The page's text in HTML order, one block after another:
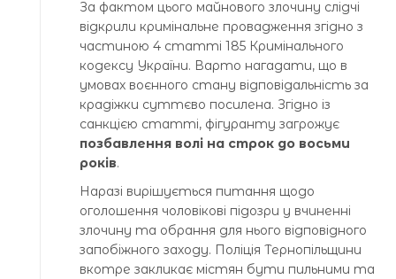
За фактом цього майнового злочину слідчі
відкрили кримінальне провадження згідно з
частиною 4 статті 185 Кримінального
кодексу України. Варто нагадати, що в
умовах воєнного стану відповідальність за
крадіжки суттєво посилена. Згідно із
санкцією статті, фігуранту загрожує
позбавлення волі на строк до восьми
років.
Наразі вирішується питання щодо
оголошення чоловікові підозри у вчиненні
злочину та обрання для нього відповідного
запобіжного заходу. Поліція Тернопільщини
вкотре закликає містян бути пильними та